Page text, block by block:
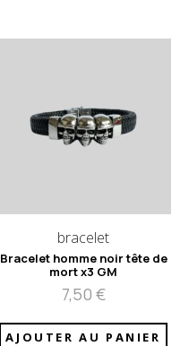
bracelet
Bracelet homme noir tête de
mort x3 GM
7,50 €
AJOUTER AU PANIER